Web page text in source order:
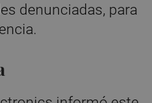
denunciadas, para